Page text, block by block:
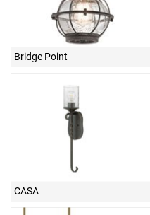
Bridge Point
CASA